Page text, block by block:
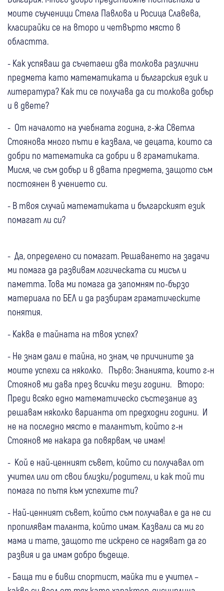
моите съученици Стела Павлова и Росица Славева,
класирайки се на второ и четвърто място в
областта.
- Как успяваш да съчетаеш два толкова различни
предмета като математиката и българския език и
литература? Как ти се получава да си толкова добър
и в двете?
- От началото на учебната година, г-жа Светла
Стоянова много пъти е казвала, че децата, които са
добри по математика са добри и в граматиката.
Мисля, че съм добър и в двата предмета, защото съм
постоянен в учението си.
- В твоя случай математиката и българският език
помагат ли си?
- Да, определено си помагат. Решаването на задачи
ми помага да развивам логическата си мисъл и
паметта. Това ми помага да запомням по-бързо
материала по БЕЛ и да разбирам граматическите
понятия.
- Каква е тайната на твоя успех?
- Не знам дали е тайна, но знам, че причините за
моите успехи са няколко. Първо: Знанията, които г-н
Стоянов ми дава през всички тези години. Второ:
Преди всяко едно математическо състезание аз
решавам няколко варианта от предходни години. И
не на последно място е талантът, който г-н
Стоянов ме накара да повярвам, че имам!
- Кой е най-ценният съвет, който си получавал от
учител или от свои близки/родители, и как той ти
помага по пътя към успехите ти?
- Най-ценният съвет, който съм получавал е да не си
пропилявам таланта, който имам. Казвали са ми го
мама и тате, защото те искрено се надяват да го
развия и да имам добро бъдеще.
- Баща ти е бивш спортист, майка ти е учител –